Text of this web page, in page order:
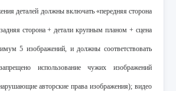
деталей должны включать «передняя сторона
сторона + детали крупным планом + сцена
5 изображений, и должны соответствовать
использование чужих изображений
авторские права изображения); видео